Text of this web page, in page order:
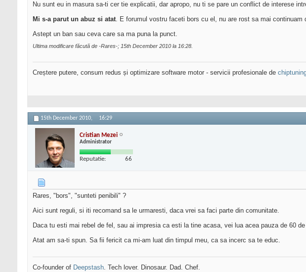
Nu sunt eu in masura sa-ti cer tie explicatii, dar apropo, nu ti se pare un conflict de interese
Mi s-a parut un abuz si atat. E forumul vostru faceti bors cu el, nu are rost sa mai continuam
Astept un ban sau ceva care sa ma puna la punct.
Ultima modificare făcută de -Rares-; 15th December 2010 la 16:28
Creștere putere, consum redus și optimizare software motor - servicii profesionale de
15th December 2010, 16:29
Cristian Mezei
Administrator
Reputatie: 66
Rares, "bors", "sunteti penibili" ?
Aici sunt reguli, si iti recomand sa le urmaresti, daca vrei sa faci parte din comunitate.
Daca tu esti mai rebel de fel, sau ai impresia ca esti la tine acasa, vei lua acea pauza de 60
Atat am sa-ti spun. Sa fii fericit ca mi-am luat din timpul meu, ca sa incerc sa te educ.
Co-founder of Deepstash. Tech lover. Dinosaur. Dad. Chef.